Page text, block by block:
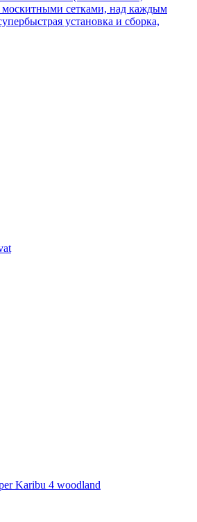
москитными сетками, над каждым
установка и сборка,
Karibu 4 woodland